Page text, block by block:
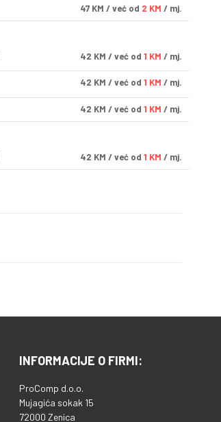
47 KM / već od 2 KM / mj.
42 KM / već od 1 KM / mj.
42 KM / već od 1 KM / mj.
42 KM / već od 1 KM / mj.
42 KM / već od 1 KM / mj.
INFORMACIJE O FIRMI:
ProComp d.o.o.
Mujagića sokak 15
72000 Zenica